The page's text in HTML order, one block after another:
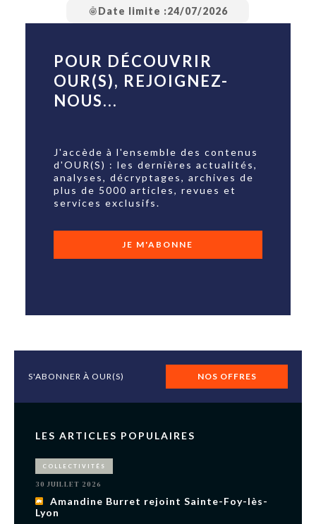
Date limite :24/07/2026
POUR DÉCOUVRIR
OUR(S), REJOIGNEZ-
NOUS...
J'accède à l'ensemble des contenus
d'OUR(S) : les dernières actualités,
analyses, décryptages, archives de
plus de 5000 articles, revues et
services exclusifs.
JE M'ABONNE
S'ABONNER À OUR(S) NOS OFFRES
LES ARTICLES POPULAIRES
COLLECTIVITÉS
30 JUILLET 2026
Amandine Burret rejoint Sainte-Foy-lès-
Lyon